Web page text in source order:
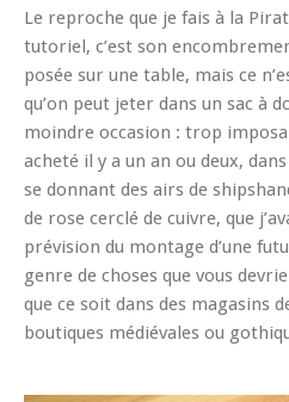
Le reproche que je fais à la
tutoriel, c’est son
posée sur une table, mais ce
qu’on peut jeter dans un sac à
moindre occasion : trop
acheté il y a un an ou deux,
se donnant des airs de
de rose cerclé de cuivre, que
prévision du montage d’une
genre de choses que vous
que ce soit dans des magasins
boutiques médiévales ou